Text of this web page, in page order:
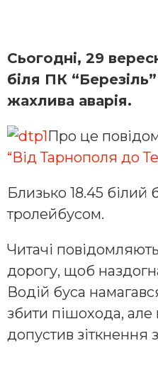
Сьогодні, 29
біля ПК
жахлива аварія.
Про це
“Від Тарнополя до
Близько 18.45 білий
тролейбусом.
Читачі
дорогу, щоб
Водій буса
збити пішохода,
допустив зіткнення